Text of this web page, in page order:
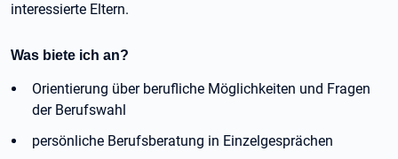
interessierte Eltern.
Was biete ich an?
Orientierung über berufliche Möglichkeiten und Fragen
der Berufswahl
persönliche Berufsberatung in Einzelgesprächen